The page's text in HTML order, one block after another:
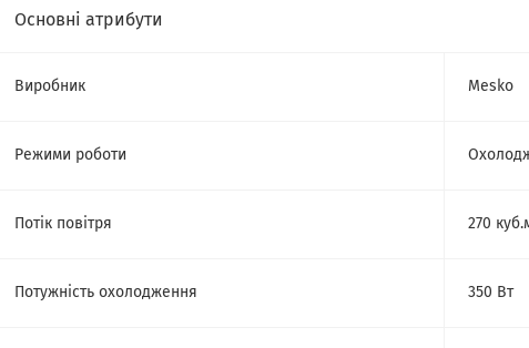
Основні атрибути
Виробник Mesko
Режими роботи
Потік повітря 270
Потужність охолодження 350 Вт